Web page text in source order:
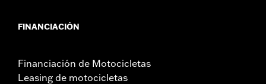
FINANCIACIÓN
Financiación de Motocicletas
Leasing de motocicletas